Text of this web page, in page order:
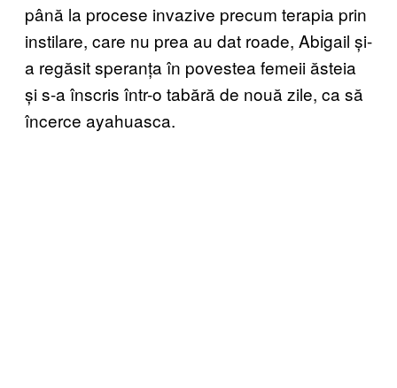
până la procese invazive precum terapia prin
instilare, care nu prea au dat roade, Abigail și-
a regăsit speranța în povestea femeii ăsteia
și s-a înscris într-o tabără de nouă zile, ca să
încerce ayahuasca.